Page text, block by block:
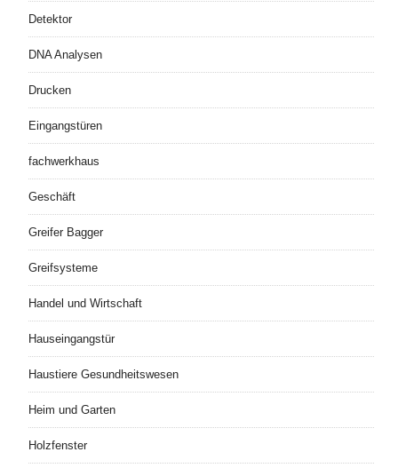
Detektor
DNA Analysen
Drucken
Eingangstüren
fachwerkhaus
Geschäft
Greifer Bagger
Greifsysteme
Handel und Wirtschaft
Hauseingangstür
Haustiere Gesundheitswesen
Heim und Garten
Holzfenster